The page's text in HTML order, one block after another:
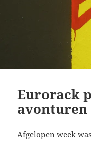
Eurorack
avonturen
Afgelopen week